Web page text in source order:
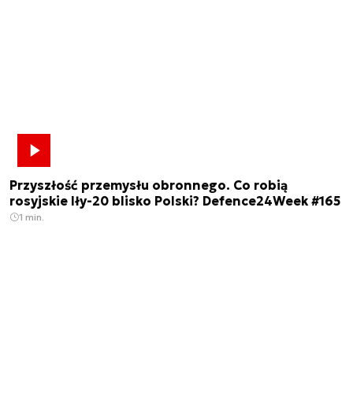
Przyszłość przemysłu obronnego. Co robią
rosyjskie Iły-20 blisko Polski? Defence24Week #165
1 min.